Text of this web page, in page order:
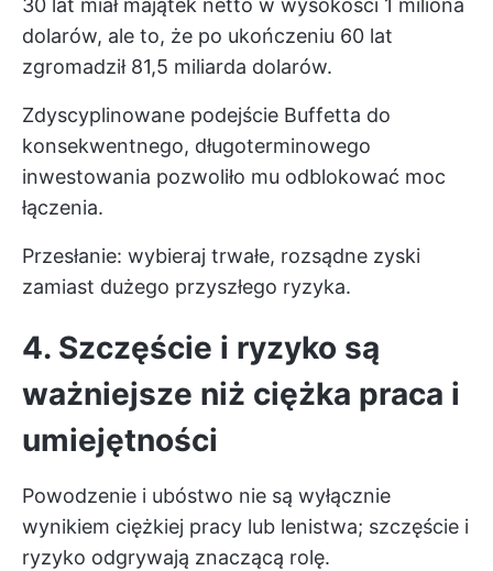
30 lat miał majątek netto w wysokości 1 miliona
dolarów, ale to, że po ukończeniu 60 lat
zgromadził 81,5 miliarda dolarów.
Zdyscyplinowane podejście Buffetta do
konsekwentnego, długoterminowego
inwestowania pozwoliło mu odblokować moc
łączenia.
Przesłanie: wybieraj trwałe, rozsądne zyski
zamiast dużego przyszłego ryzyka.
4. Szczęście i ryzyko są
ważniejsze niż ciężka praca i
umiejętności
Powodzenie i ubóstwo nie są wyłącznie
wynikiem ciężkiej pracy lub lenistwa; szczęście i
ryzyko odgrywają znaczącą rolę.